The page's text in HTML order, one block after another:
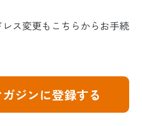
ス変更もこちらからお手続
ジンに登録する